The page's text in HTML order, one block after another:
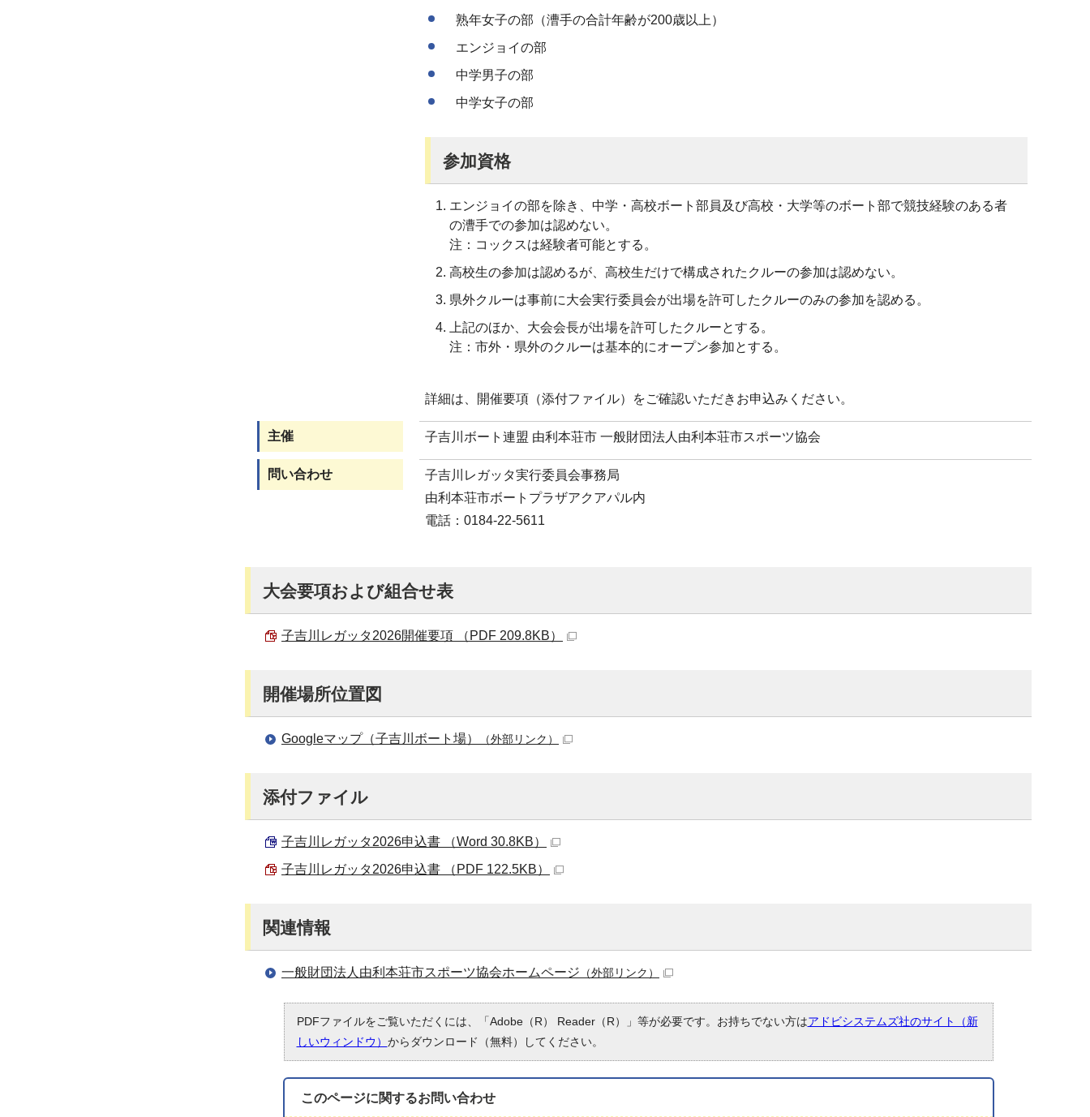
熟年女子の部（漕手の合計年齢が200歳以上）
エンジョイの部
中学男子の部
中学女子の部
参加資格
エンジョイの部を除き、中学・高校ボート部員及び高校・大学等のボート部で競技経験のある者
の漕手での参加は認めない。
注：コックスは経験者可能とする。
高校生の参加は認めるが、高校生だけで構成されたクルーの参加は認めない。
県外クルーは事前に大会実行委員会が出場を許可したクルーのみの参加を認める。
上記のほか、大会会長が出場を許可したクルーとする。
注：市外・県外のクルーは基本的にオープン参加とする。
詳細は、開催要項（添付ファイル）をご確認いただきお申込みください。
主催 子吉川ボート連盟 由利本荘市 一般財団法人由利本荘市スポーツ協会
問い合わせ
子吉川レガッタ実行委員会事務局
由利本荘市ボートプラザアクアパル内
電話：0184-22-5611
大会要項および組合せ表
子吉川レガッタ2026開催要項 （PDF 209.8KB）
開催場所位置図
Googleマップ（子吉川ボート場） （外部リンク）
添付ファイル
子吉川レガッタ2026申込書 （Word 30.8KB）
子吉川レガッタ2026申込書 （PDF 122.5KB）
関連情報
一般財団法人由利本荘市スポーツ協会ホームページ （外部リンク）
PDFファイルをご覧いただくには、「Adobe（R） Reader（R）」等が必要です。お持ちでない方はアドビシステムズ社のサイト（新
しいウィンドウ） からダウンロード（無料）してください。
このページに関するお問い合わせ